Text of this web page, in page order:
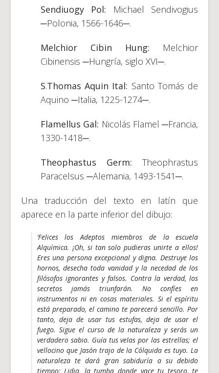
Sendiuogy Pol: Michael Sendivogius
─Polonia, 1566-1646─.
Melchior Cibin Hung: Melchior
Cibinensis ─Hungría, siglo XVI─.
S.Thomas Aquin Ital: Santo Tomás de
Aquino ─Italia, 1225-1274─.
Flamellus Gal: Nicolás Flamel ─Francia,
1330-1418─.
Theophastus Germ:Theophrastus
Paracelsus ─Alemania, 1493-1541─.
Una traducción del texto en latín que
aparece en la parte inferior del dibujo:
‘Felices los Adeptos miembros de la escuela
Alquímica. ¡Oh, si tan solo pudieras unirte a ellos!
Eres una persona excepcional y digna. Destruye los
hornos, desecha toda vanidad y la necedad de los
filósofos ignorantes y falsos. Contra la verdad, los
secretos jamás triunfarán. No confíes en
instrumentos ni en cosas materiales. Si el espíritu
está preparado, el camino te parecerá sencillo. Por
tanto, deja de usar tus estufas, deja de usar el
fuego. Sigue el curso de la naturaleza y serás un
verdadero sabio. Guía tus velas por las estrellas; el
vellocino que Jasón trajo de la Cólquida es tuyo. La
naturaleza te dará gran sabiduría a su debido
tiempo; Lidia, la tumba donde yace tu tesoro, te